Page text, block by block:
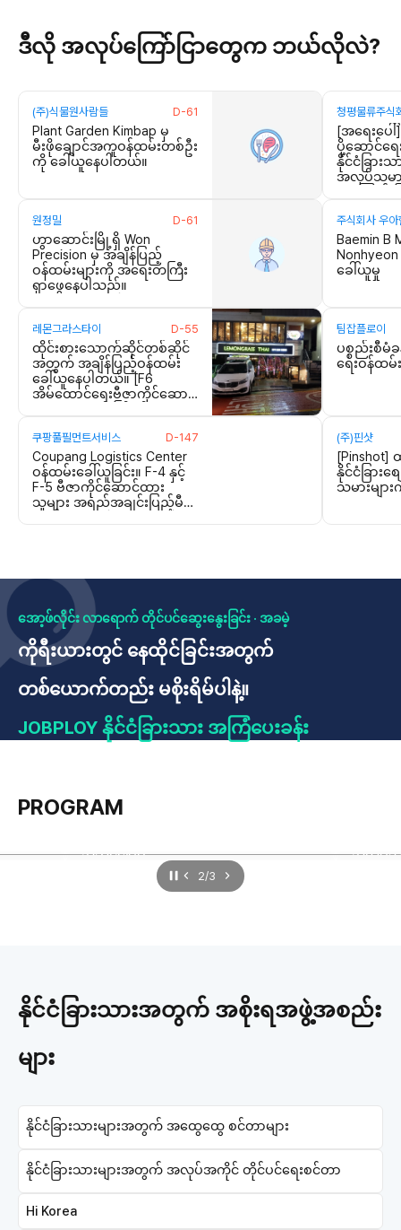
ဒီလို အလုပ်ကြော်ငြာတွေက ဘယ်လိုလဲ?
(주)식물원사람들 D-61
Plant Garden Kimbap မှ
မီးဖိုချောင်အကူဝန်ထမ်းတစ်ဦး
ကို ခေါ်ယူနေပါတယ်။
원정밀 D-61
ဟွာဆောင်းမြို့ရှိ Won
Precision မှ အချိန်ပြည့်
ဝန်ထမ်းများကို အရေးတကြီး
ရှာဖွေနေပါသည်။
레몬그라스타이 D-55
ထိုင်းစားသောက်ဆိုင်တစ်ဆိုင်
အတွက် အချိန်ပြည့်ဝန်ထမ်း
ခေါ်ယူနေပါတယ်။ [F6
အိမ်ထောင်ရေးဗီဇာကိုင်ဆောင်
쿠팡풀필먼트서비스 D-147
Coupang Logistics Center
ဝန်ထမ်းခေါ်ယူခြင်း။ F-4 နှင့်
F-5 ဗီဇာကိုင်ဆောင်ထား
သူများ အရည်အချင်းပြည့်မီ
청평물류주식
[အရေးပ
ပို့ဆောင်ရ
နိုင်ငံခြားသ
အလုပ်သမာ
주식회사 우
Baemin B
ခေါ်ယူမှု
팀잡플로이
ပစ္စည်းစီမံ
ရေးဝန်ထမ်း
(주)핀샷
နိုင်ငံခြား
သမားများ
အော့ဖ်လိုင်း လာရောက် တိုင်ပင်ဆွေးနွေးခြင်း · အခမဲ့
ကိုရီးယားတွင် နေထိုင်ခြင်းအတွက်
တစ်ယောက်တည်း မစိုးရိမ်ပါနဲ့။
JOBPLOY နိုင်ငံခြားသား အကြံပေးခန်း
PROGRAM
ဖြင့်
အဆင်ပြေမှု
[Jobploy x Toss]
ခြင်း (+5,000 Cash Points)
အလုပ်သ
ပါ။
2/3
နိုင်ငံခြားသားအတွက် အစိုးရအဖွဲ့အစည်း
များ
နိုင်ငံခြားသားများအတွက် အထွေထွေ စင်တာများ
နိုင်ငံခြားသားများအတွက် အလုပ်အကိုင် တိုင်ပင်ရေးစင်တာ
Hi Korea